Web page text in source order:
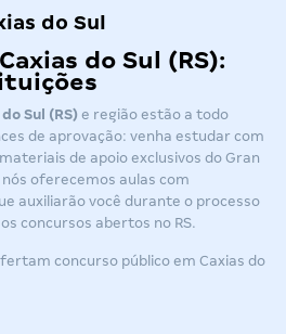
do Sul
do Sul (RS):
Sul (RS) e região estão a todo
de aprovação: venha estudar com
de apoio exclusivos do Gran
oferecemos aulas com
auxiliarão você durante o processo
concursos abertos no RS.
concurso público em Caxias do